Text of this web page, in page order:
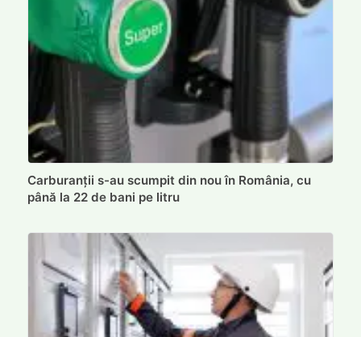
Carburanții s-au scumpit din nou în România, cu
până la 22 de bani pe litru